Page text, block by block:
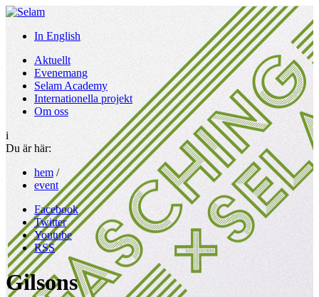
In English
Aktuellt
Evenemang
Selam Academy
Internationella projekt
Om oss
i
Du är här:
hem /
event
Facebook
Twitter
Youtube
RSS
Gilsons